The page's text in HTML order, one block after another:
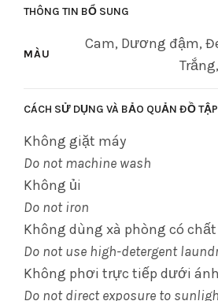
THÔNG TIN BỔ SUNG
MÀU
Cam, Dương đậm,
CÁCH SỬ DỤNG VÀ BẢO QUẢN ĐỒ
Không giặt máy
Do not machine wash
Không ủi
Do not iron
Không dùng xà phòng có
Do not use high-detergent
Không phơi trực tiếp dưới
Do not direct exposure to